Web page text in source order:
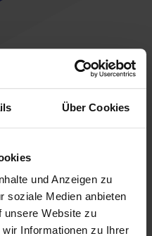
Über Cookies
und Anzeigen zu
soziale Medien anbieten
unsere Website zu
Informationen zu Ihrer
Publisher